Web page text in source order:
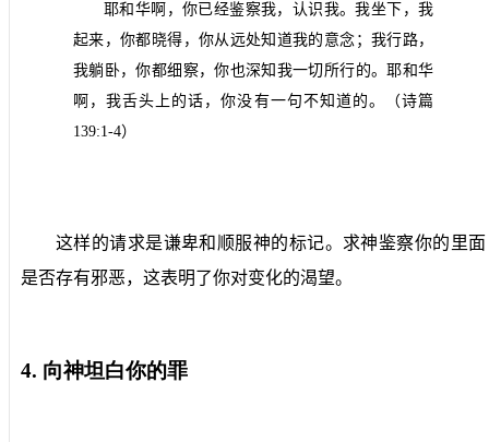
耶和华啊，你已经鉴察我，认识我。我坐下，我
起来，你都晓得，你从远处知道我的意念；我行路，
我躺卧，你都细察，你也深知我一切所行的。耶和华
啊，我舌头上的话，你没有一句不知道的。（诗篇
139:1-4）
这样的请求是谦卑和顺服神的标记。求神鉴察你的里面
是否存有邪恶，这表明了你对变化的渴望。
4. 向神坦白你的罪